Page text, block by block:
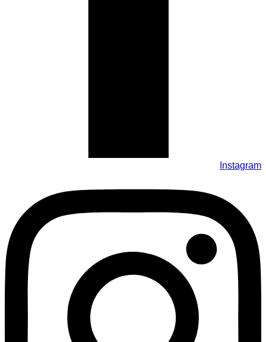
Instagram